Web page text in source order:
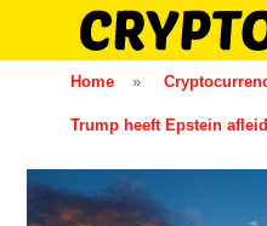
Home »
Trump heeft Epstein